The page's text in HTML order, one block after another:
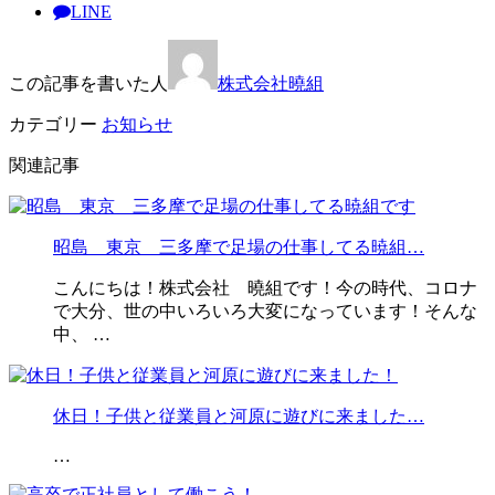
LINE
この記事を書いた人 株式会社曉組
カテゴリー お知らせ
関連記事
昭島 東京 三多摩で足場の仕事してる暁組…
こんにちは！株式会社 曉組です！今の時代、コロナ
で大分、世の中いろいろ大変になっています！そんな
中、 …
休日！子供と従業員と河原に遊びに来ました…
…